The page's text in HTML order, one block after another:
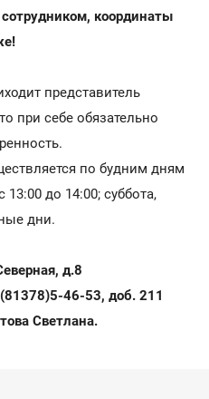
координаты
представитель
при себе обязательно
по будним дням
13:00 до 14:00; суббота,
дни.
д.8
46-53, доб. 211
Светлана.